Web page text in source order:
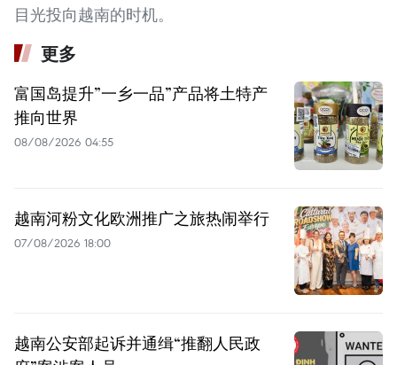
目光投向越南的时机。
更多
富国岛提升”一乡一品”产品将土特产
推向世界
08/08/2026 04:55
越南河粉文化欧洲推广之旅热闹举行
07/08/2026 18:00
越南公安部起诉并通缉“推翻人民政